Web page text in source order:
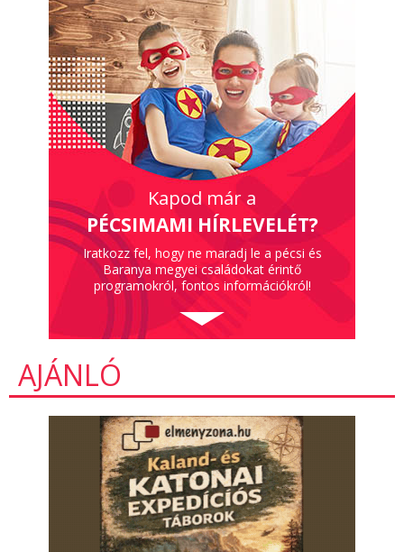
Kapod már a
PÉCSIMAMI HÍRLEVELÉT?
Iratkozz fel, hogy ne maradj le a pécsi és
Baranya megyei családokat érintő
programokról, fontos információkról!
AJÁNLÓ